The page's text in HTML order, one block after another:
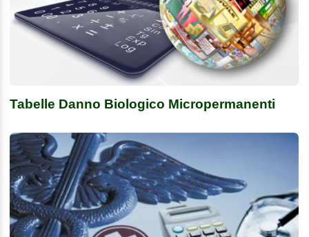
Tabelle Danno Biologico Micropermanenti